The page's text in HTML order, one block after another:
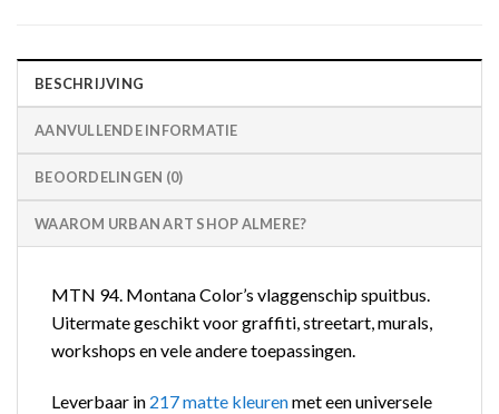
BESCHRIJVING
AANVULLENDE INFORMATIE
BEOORDELINGEN (0)
WAAROM URBAN ART SHOP ALMERE?
MTN 94. Montana Color’s vlaggenschip spuitbus.
Uitermate geschikt voor graffiti, streetart, murals,
workshops en vele andere toepassingen.
Leverbaar in 217 matte kleurenmet een universele